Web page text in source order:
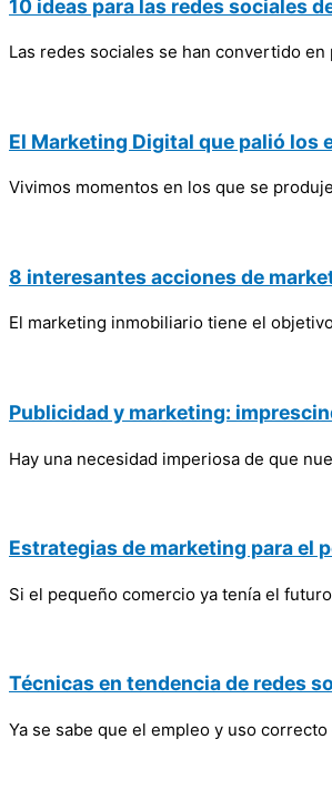
10 ideas para las redes sociales
Las redes sociales se han convertido
El Marketing Digital que palió los
Vivimos momentos en los que se
8 interesantes acciones de
El marketing inmobiliario tiene el
Publicidad y marketing:
Hay una necesidad imperiosa de que
Estrategias de marketing para el
Si el pequeño comercio ya tenía el
Técnicas en tendencia de redes
Ya se sabe que el empleo y uso correcto